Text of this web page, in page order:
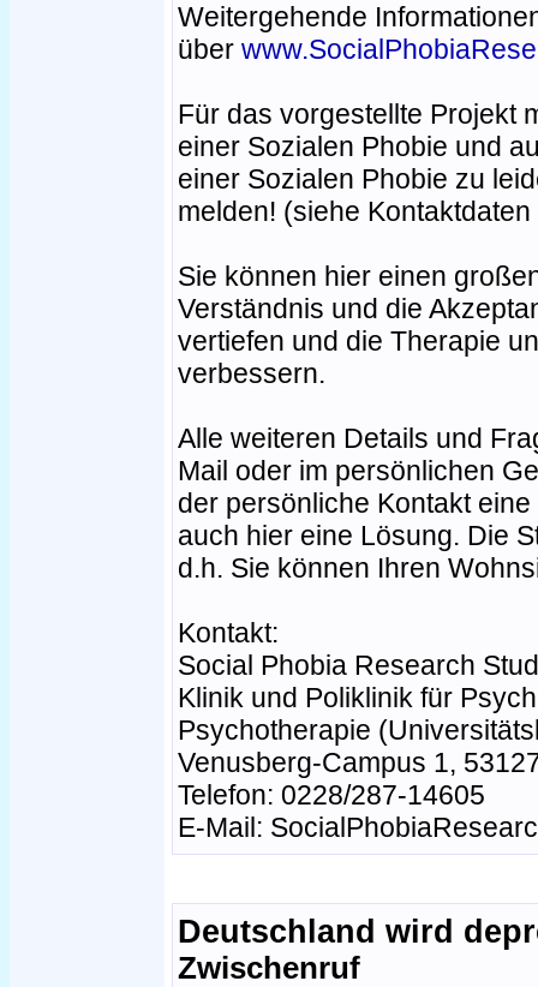
Weitergehende
über
Für das vorgestellte Projekt
einer Sozialen Phobie und
einer Sozialen Phobie zu
melden! (siehe
Sie können hier einen
Verständnis und die
vertiefen und die Therapie
verbessern.
Alle weiteren Details und
Mail oder im persönlichen
der persönliche Kontakt
auch hier eine Lösung. Die
d.h. Sie können Ihren
Kontakt:
Social Phobia Research
Klinik und Poliklinik für
Psychotherapie
Venusberg-Campus 1,
Telefon: 0228/287-14605
E-Mail:
Deutschland wird
Zwischenruf